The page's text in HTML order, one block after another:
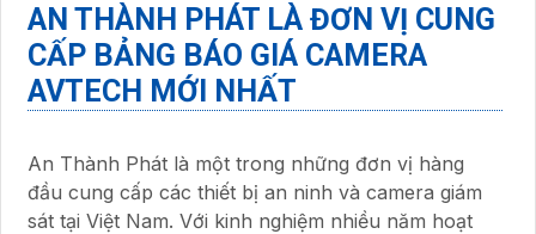
AN THÀNH PHÁT LÀ ĐƠN VỊ CUNG
CẤP BẢNG BÁO GIÁ CAMERA
AVTECH MỚI NHẤT
An Thành Phát là một trong những đơn vị hàng
đầu cung cấp các thiết bị an ninh và camera giám
sát tại Việt Nam. Với kinh nghiệm nhiều năm hoạt